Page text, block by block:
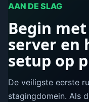
AAN DE SLAG
Begin
server en
setup op
De veiligste eerste
stagingdomein. Als